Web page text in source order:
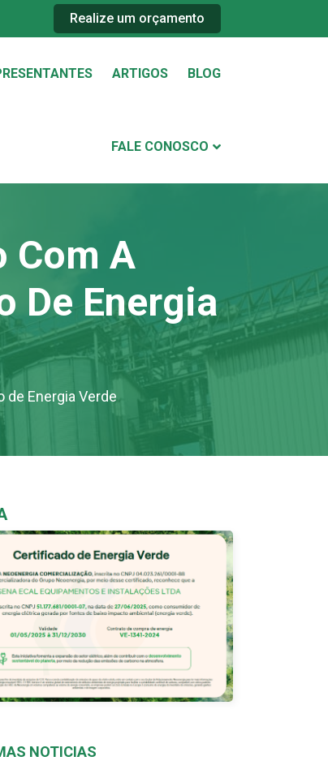
Realize um orçamento
ARTIGOS BLOG
FALE CONOSCO
Com A
De Energia
Energia Verde
NOTICIAS